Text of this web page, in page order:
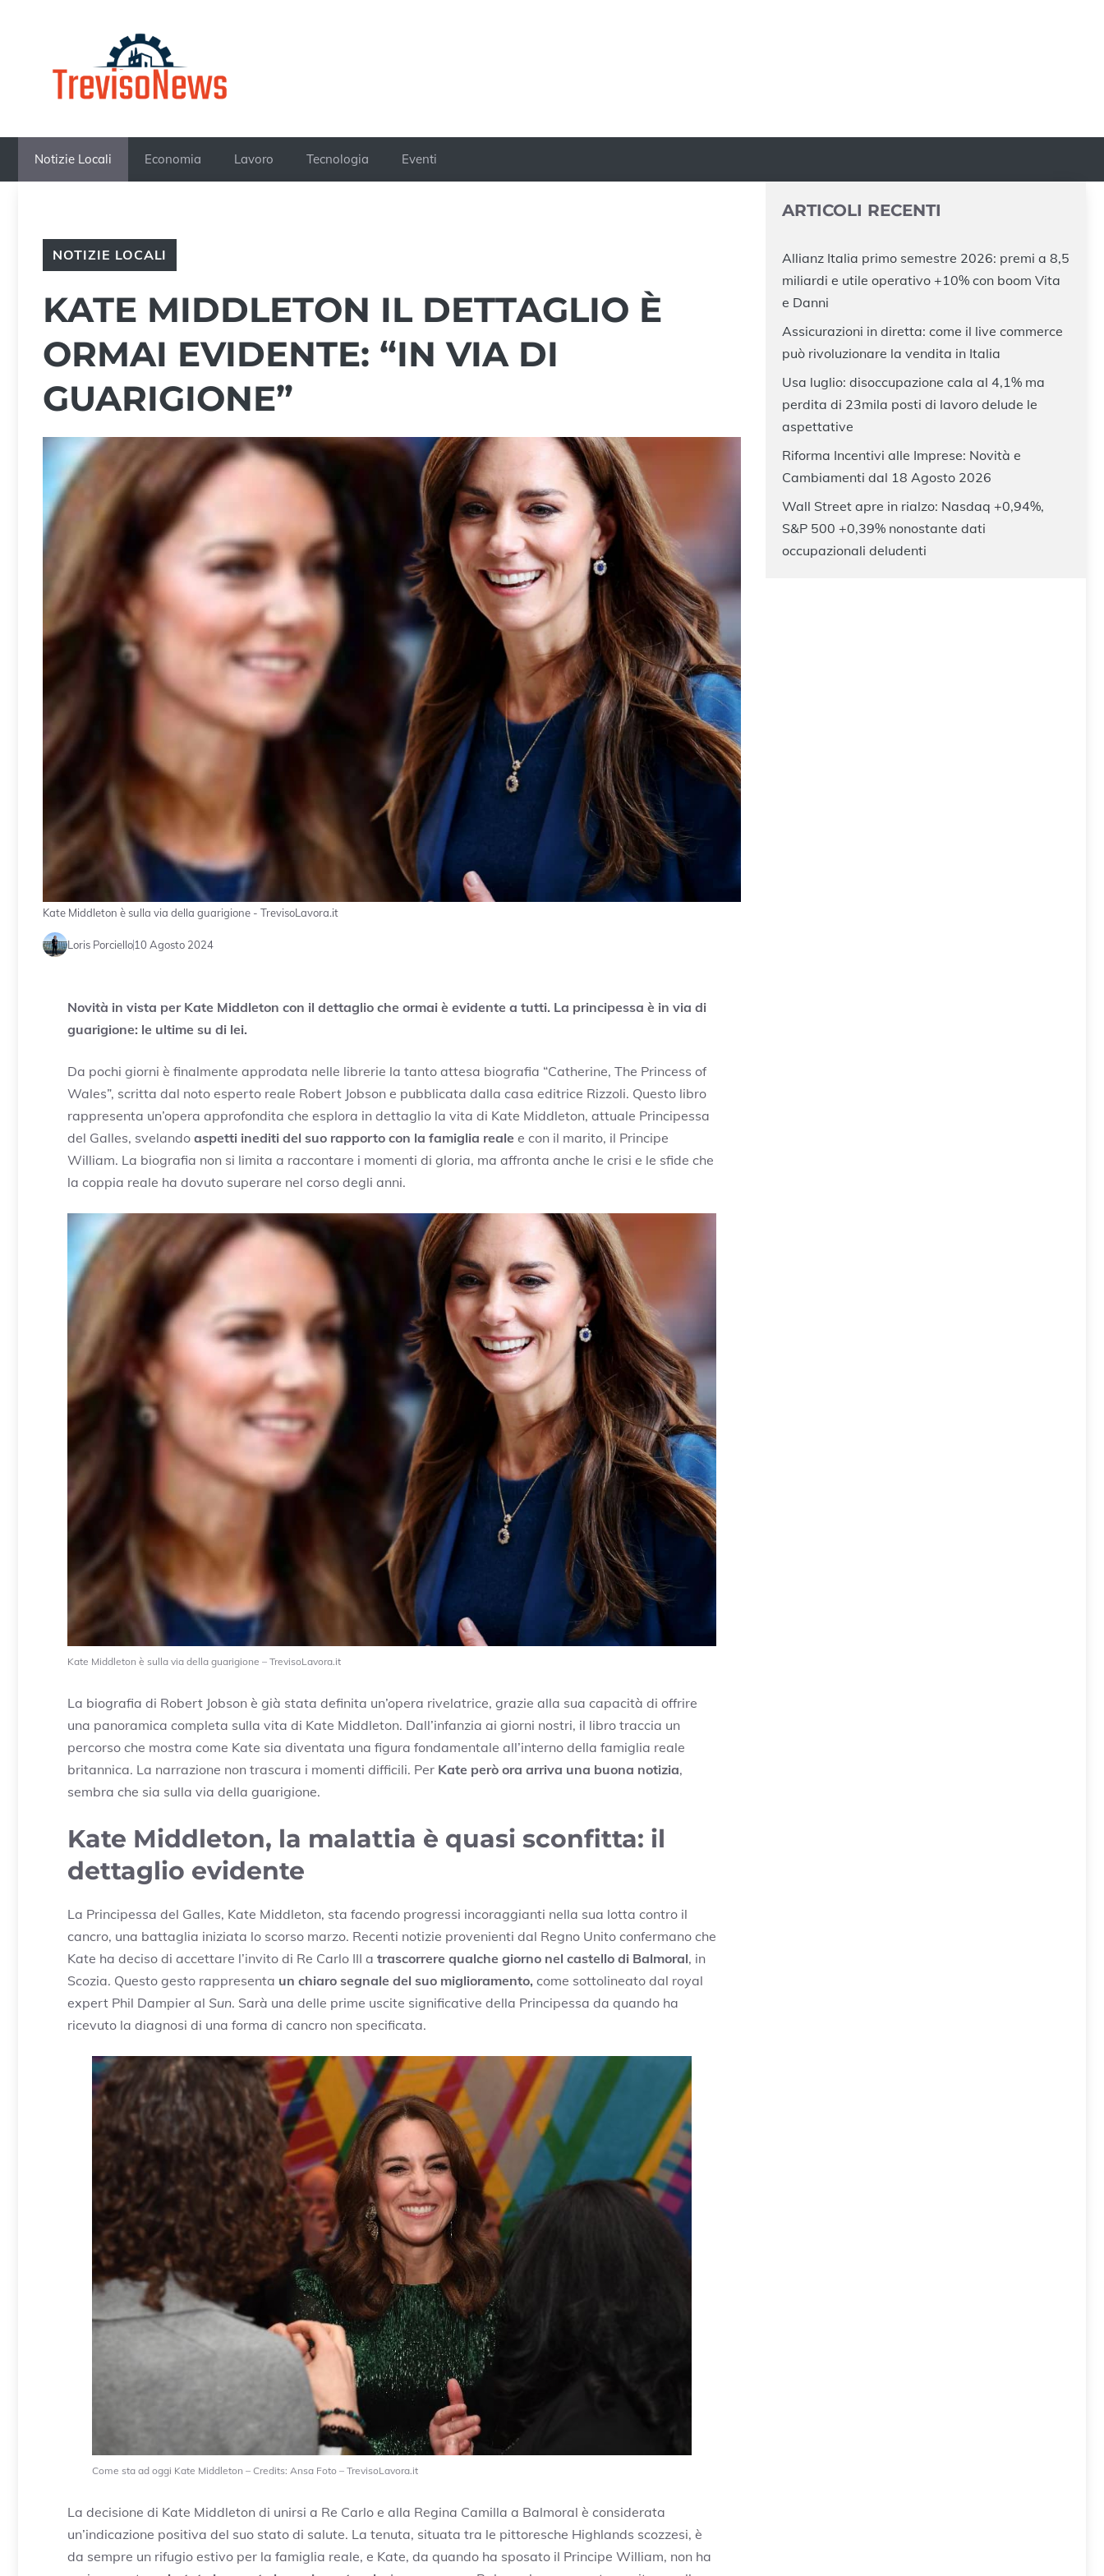
Notizie Locali Economia Lavoro Tecnologia Eventi
NOTIZIE LOCALI
KATE MIDDLETON IL DETTAGLIO È
ORMAI EVIDENTE: “IN VIA DI
GUARIGIONE”
Kate Middleton è sulla via della guarigione - TrevisoLavora.it
Loris Porciello10 Agosto 2024
Novità in vista per Kate Middleton con il dettaglio che ormai è evidente a tutti. La principessa è in via di
guarigione: le ultime su di lei.
Da pochi giorni è finalmente approdata nelle librerie la tanto attesa biografia “Catherine, The Princess of
Wales”, scritta dal noto esperto reale Robert Jobson e pubblicata dalla casa editrice Rizzoli. Questo libro
rappresenta un’opera approfondita che esplora in dettaglio la vita di Kate Middleton, attuale Principessa
del Galles, svelando aspetti inediti del suo rapporto con la famiglia reale e con il marito, il Principe
William. La biografia non si limita a raccontare i momenti di gloria, ma affronta anche le crisi e le sfide che
la coppia reale ha dovuto superare nel corso degli anni.
Kate Middleton è sulla via della guarigione – TrevisoLavora.it
La biografia di Robert Jobson è già stata definita un’opera rivelatrice, grazie alla sua capacità di offrire
una panoramica completa sulla vita di Kate Middleton. Dall’infanzia ai giorni nostri, il libro traccia un
percorso che mostra come Kate sia diventata una figura fondamentale all’interno della famiglia reale
britannica. La narrazione non trascura i momenti difficili. Per Kate però ora arriva una buona notizia,
sembra che sia sulla via della guarigione.
Kate Middleton, la malattia è quasi sconfitta: il
dettaglio evidente
La Principessa del Galles, Kate Middleton, sta facendo progressi incoraggianti nella sua lotta contro il
cancro, una battaglia iniziata lo scorso marzo. Recenti notizie provenienti dal Regno Unito confermano che
Kate ha deciso di accettare l’invito di Re Carlo III a trascorrere qualche giorno nel castello di Balmoral, in
Scozia. Questo gesto rappresenta un chiaro segnale del suo miglioramento, come sottolineato dal royal
expert Phil Dampier al Sun. Sarà una delle prime uscite significative della Principessa da quando ha
ricevuto la diagnosi di una forma di cancro non specificata.
Come sta ad oggi Kate Middleton – Credits: Ansa Foto – TrevisoLavora.it
La decisione di Kate Middleton di unirsi a Re Carlo e alla Regina Camilla a Balmoral è considerata
un’indicazione positiva del suo stato di salute. La tenuta, situata tra le pittoresche Highlands scozzesi, è
da sempre un rifugio estivo per la famiglia reale, e Kate, da quando ha sposato il Principe William, non ha
ARTICOLI RECENTI
Allianz Italia primo semestre 2026: premi a 8,5
miliardi e utile operativo +10% con boom Vita
e Danni
Assicurazioni in diretta: come il live commerce
può rivoluzionare la vendita in Italia
Usa luglio: disoccupazione cala al 4,1% ma
perdita di 23mila posti di lavoro delude le
aspettative
Riforma Incentivi alle Imprese: Novità e
Cambiamenti dal 18 Agosto 2026
Wall Street apre in rialzo: Nasdaq +0,94%,
S&P 500 +0,39% nonostante dati
occupazionali deludenti